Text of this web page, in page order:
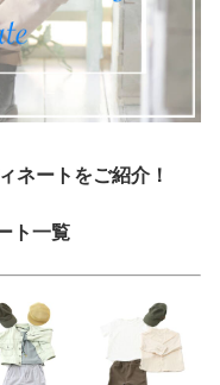
ネートをご紹介！
ト一覧